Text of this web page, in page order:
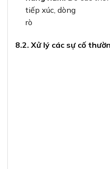
tiếp xúc, dòng
rò
8.2. Xử lý các sự cố